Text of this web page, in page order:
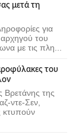
μετά τη
για
του
με τις πλη...
του
Βρετάνης της
ντε-Σεν,
κτυπούν